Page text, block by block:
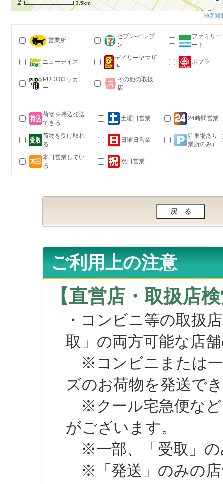
3.5km
地図閲
営業所
セブン-イレブ
ン
ファミリー
ート
ニューデイズ
デイリーヤマザ
キ
ポプラ
PUDOロッカ
ー
その他の取扱
店
荷物を持込発送
できる
土曜日営業 24時間営業
荷物を受け取れ
る
日曜日営業
駐車場あり
業所のみ）
本日営業してい
る
祝日営業
ご利用上の注意
【直営店・取扱店
・コンビニ等の取扱
取」の両方可能な店
※コンビニまたは一
ズのお荷物を発送で
※クール宅急便など
がございます。
※一部、「受取」の
※「発送」のみの店